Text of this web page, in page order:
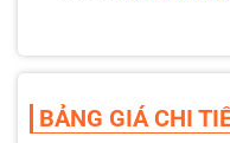
BẢNG GIÁ CHI